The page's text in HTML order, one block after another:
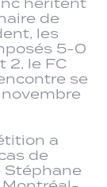
de
les
5-0
2, le FC
se
a
de
Stéphane